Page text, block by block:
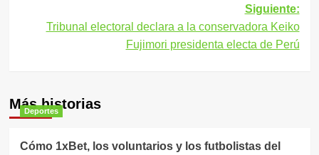
entradas
Siguiente:
Tribunal electoral declara a la conservadora Keiko
Fujimori presidenta electa de Perú
Más historias
Deportes
Cómo 1xBet, los voluntarios y los futbolistas del